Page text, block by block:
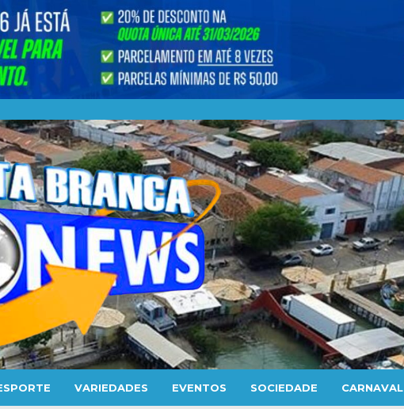
VARIEDADES EVENTOS SOCIEDADE CARNAVAL